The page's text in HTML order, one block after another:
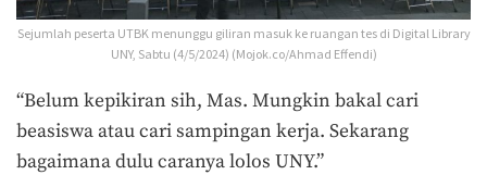
Sejumlah peserta UTBK menunggu giliran masuk ke ruangan tes di Digital Library
UNY, Sabtu (4/5/2024) (Mojok.co/Ahmad Effendi)
“Belum kepikiran sih, Mas. Mungkin bakal cari
beasiswa atau cari sampingan kerja. Sekarang
bagaimana dulu caranya lolos UNY.”